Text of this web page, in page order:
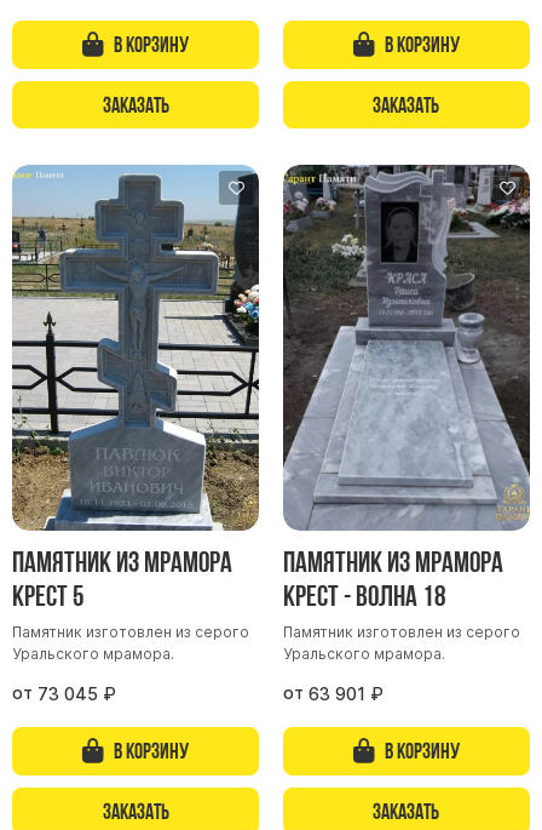
Памятники мужчине
Памятники отцу
Памятники парню
Памятники сыну
Памятники вертикальные
Памятники врачу
Памятники горизонтальные
Памятники индивидуальные
Памятники классические
Памятники книга
Памятники красивые
Памятники Православные
Памятники прямоугольные
Памятники с воздушным креcтом
Памятники стандартные
Памятники черные
Памятники со свечей
В корзину
Заказать
В корзину
Заказать
Памятник из мрамора
Крест 5
Памятник изготовлен из серого
Уральского мрамора.
от 73 045 ₽
В корзину
Заказать
Памятник из мрамора
Крест - волна 18
Памятник изготовлен из серого
Уральского мрамора.
от 63 901 ₽
В корзину
Заказать